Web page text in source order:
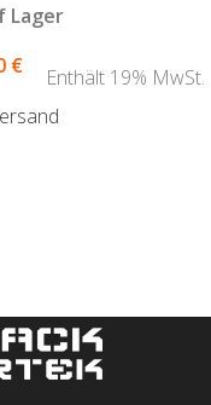
Lager
€
Enthält 19% MwSt.